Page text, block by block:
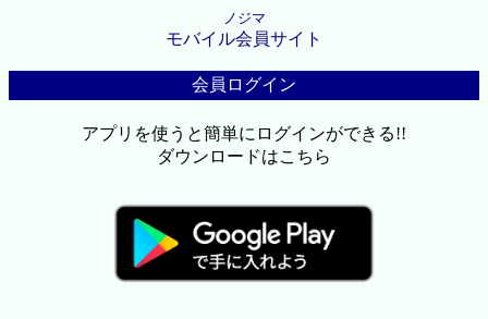
ノジマ
モバイル会員サイト
会員ログイン
アプリを使うと簡単にログインができる!!
ダウンロードはこちら